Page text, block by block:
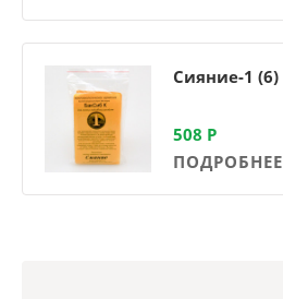
Сияние-1 (6)
508 Р
ПОДРОБНЕЕ